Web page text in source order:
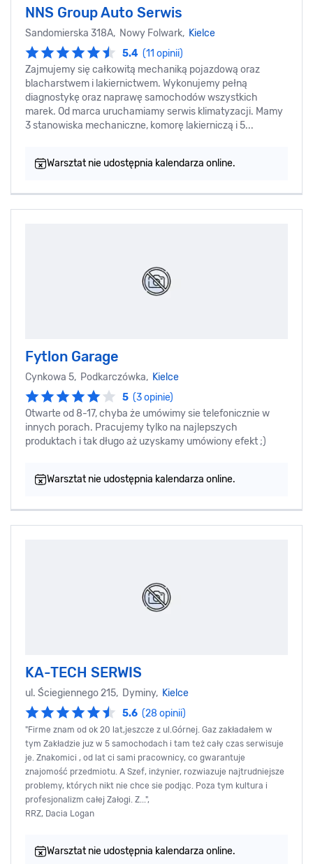
NNS Group Auto Serwis
Sandomierska 318A, Nowy Folwark, Kielce
5.4 (11 opinii)
Zajmujemy się całkowitą mechaniką pojazdową oraz
blacharstwem i lakiernictwem. Wykonujemy pełną
diagnostykę oraz naprawę samochodów wszystkich
marek. Od marca uruchamiamy serwis klimatyzacji. Mamy
3 stanowiska mechaniczne, komorę lakierniczą i 5...
Warsztat nie udostępnia kalendarza online.
Fytlon Garage
Cynkowa 5, Podkarczówka, Kielce
5 (3 opinie)
Otwarte od 8-17, chyba że umówimy sie telefonicznie w
innych porach. Pracujemy tylko na najlepszych
produktach i tak długo aż uzyskamy umówiony efekt ;)
Warsztat nie udostępnia kalendarza online.
KA-TECH SERWIS
ul. Ściegiennego 215, Dyminy, Kielce
5.6 (28 opinii)
"Firme znam od ok 20 lat,jeszcze z ul.Górnej. Gaz zakładałem w
tym Zakładzie juz w 5 samochodach i tam też cały czas serwisuje
je. Znakomici , od lat ci sami pracownicy, co gwarantuje
znajomość przedmiotu. A Szef, inżynier, rozwiazuje najtrudniejsze
problemy, których nikt nie chce sie podjąc. Poza tym kultura i
profesjonalizm całej Załogi. Z...",
RRZ, Dacia Logan
Warsztat nie udostępnia kalendarza online.